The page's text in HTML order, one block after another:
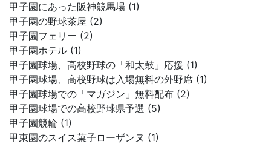
甲子園にあった阪神競馬場 (1)
甲子園の野球茶屋 (2)
甲子園フェリー (2)
甲子園ホテル (1)
甲子園球場、高校野球の「和太鼓」応援 (1)
甲子園球場、高校野球は入場無料の外野席 (1)
甲子園球場での「マガジン」無料配布 (2)
甲子園球場での高校野球県予選 (5)
甲子園競輪 (1)
甲東園のスイス菓子ローザンヌ (1)